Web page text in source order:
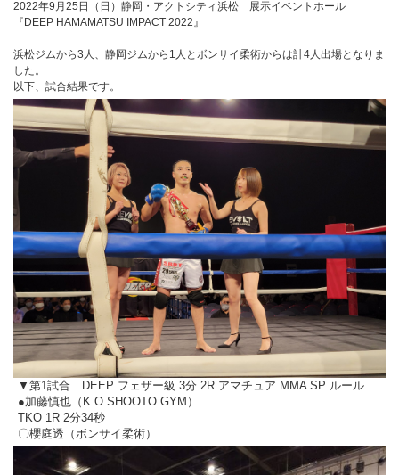
2022年9月25日（日）静岡・アクトシティ浜松 展示イベントホール
『DEEP HAMAMATSU IMPACT 2022』
浜松ジムから3人、静岡ジムから1人とボンサイ柔術からは計4人出場となりま
した。
以下、試合結果です。
▼第1試合 DEEP フェザー級 3分 2R アマチュア MMA SP ルール
●加藤慎也（K.O.SHOOTO GYM）
TKO 1R 2分34秒
〇櫻庭透（ボンサイ柔術）